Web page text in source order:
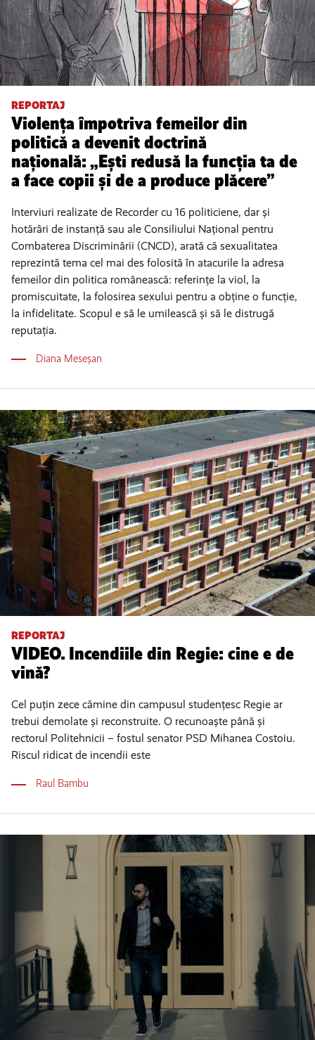
REPORTAJ
Violența împotriva femeilor din
politică a devenit doctrină
națională: „Ești redusă la funcția ta de
a face copii și de a produce plăcere”
Interviuri realizate de Recorder cu 16 politiciene, dar și
hotărâri de instanță sau ale Consiliului Național pentru
Combaterea Discriminării (CNCD), arată că sexualitatea
reprezintă tema cel mai des folosită în atacurile la adresa
femeilor din politica românească: referințe la viol, la
promiscuitate, la folosirea sexului pentru a obține o funcție,
la infidelitate. Scopul e să le umilească și să le distrugă
reputația.
Diana Meseșan
REPORTAJ
VIDEO. Incendiile din Regie: cine e de
vină?
Cel puțin zece cămine din campusul studențesc Regie ar
trebui demolate și reconstruite. O recunoaște până și
rectorul Politehnicii – fostul senator PSD Mihanea Costoiu.
Riscul ridicat de incendii este
Raul Bambu